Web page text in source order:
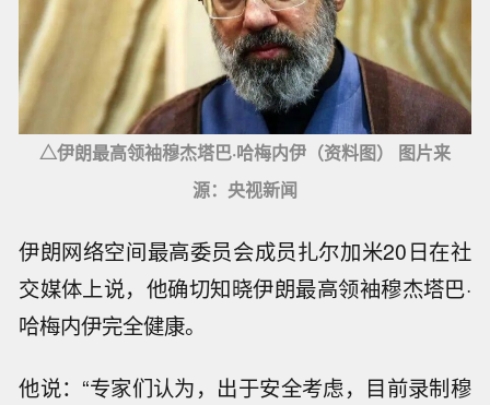
△伊朗最高领袖穆杰塔巴·哈梅内伊（资料图） 图片来
源：央视新闻
伊朗网络空间最高委员会成员扎尔加米20日在社
交媒体上说，他确切知晓伊朗最高领袖穆杰塔巴·
哈梅内伊完全健康。
他说：“专家们认为，出于安全考虑，目前录制穆